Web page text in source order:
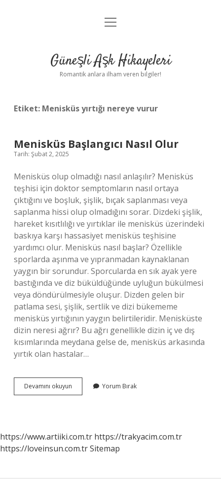
Anasayfa
Yasal Uyarı
menüyü
Güneşli Aşk Hikayeleri
Romantik anlara ilham veren bilgiler!
Etiket: Menisküs yırtığı nereye vurur
Menisküs Başlangıcı Nasıl Olur
Tarih: Şubat 2, 2025
Menisküs olup olmadığı nasıl anlaşılır? Menisküs
teşhisi için doktor semptomların nasıl ortaya
çıktığını ve boşluk, şişlik, bıçak saplanması veya
saplanma hissi olup olmadığını sorar. Dizdeki şişlik,
hareket kısıtlılığı ve yırtıklar ile menisküs üzerindeki
baskıya karşı hassasiyet menisküs teşhisine
yardımcı olur. Menisküs nasıl başlar? Özellikle
sporlarda aşınma ve yıpranmadan kaynaklanan
yaygın bir sorundur. Sporcularda en sık ayak yere
bastığında ve diz büküldüğünde uyluğun bükülmesi
veya döndürülmesiyle oluşur. Dizden gelen bir
patlama sesi, şişlik, sertlik ve dizi bükememe
menisküs yırtığının yaygın belirtileridir. Menisküste
dizin neresi ağrır? Bu ağrı genellikle dizin iç ve dış
kısımlarında meydana gelse de, menisküs arkasında
yırtık olan hastalar…
Devamını okuyun Menisküs
Başlangıcı
Yorum Bırak
https://www.artiiki.com.tr https://trakyacim.com.tr
https://loveinsun.com.trSitemap